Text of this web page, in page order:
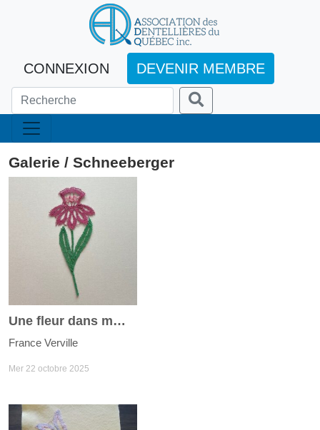
CONNEXION DEVENIR MEMBRE
Galerie / Schneeberger
Une fleur dans mon jardin
France Verville
Mer 22 octobre 2025